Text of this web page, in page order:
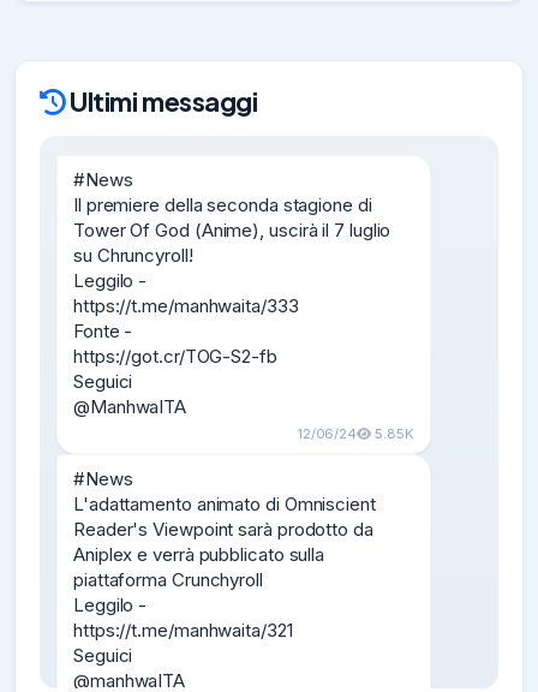
Ultimi messaggi
#News
Il premiere della seconda stagione di
Tower Of God (Anime), uscirà il 7 luglio
su Chruncyroll!
Leggilo -
https://t.me/manhwaita/333
Fonte -
https://got.cr/TOG-S2-fb
Seguici
@ManhwaITA
12/06/24 5.85K
#News
L'adattamento animato di Omniscient
Reader's Viewpoint sarà prodotto da
Aniplex e verrà pubblicato sulla
piattaforma Crunchyroll
Leggilo -
https://t.me/manhwaita/321
Seguici
@manhwaITA